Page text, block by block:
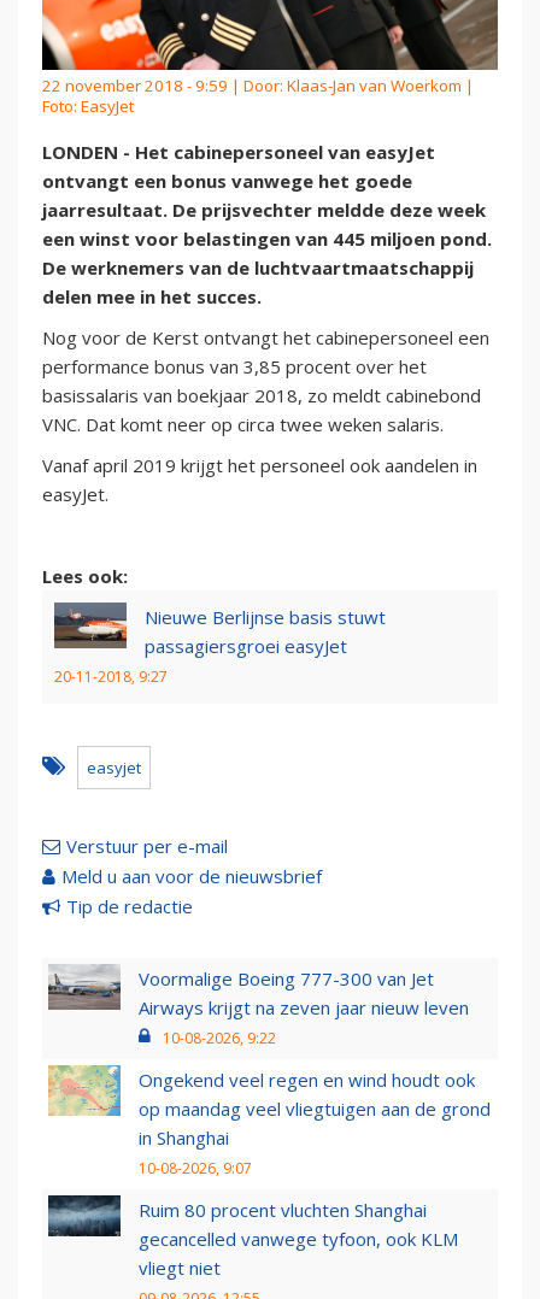
22 november 2018 - 9:59 | Door: Klaas-Jan van Woerkom |
Foto: EasyJet
LONDEN - Het cabinepersoneel van easyJet
ontvangt een bonus vanwege het goede
jaarresultaat. De prijsvechter meldde deze week
een winst voor belastingen van 445 miljoen pond.
De werknemers van de luchtvaartmaatschappij
delen mee in het succes.
Nog voor de Kerst ontvangt het cabinepersoneel een
performance bonus van 3,85 procent over het
basissalaris van boekjaar 2018, zo meldt cabinebond
VNC. Dat komt neer op circa twee weken salaris.
Vanaf april 2019 krijgt het personeel ook aandelen in
easyJet.
Lees ook:
Nieuwe Berlijnse basis stuwt
passagiersgroei easyJet
20-11-2018, 9:27
easyjet
Verstuur per e-mail
Meld u aan voor de nieuwsbrief
Tip de redactie
Voormalige Boeing 777-300 van Jet
Airways krijgt na zeven jaar nieuw leven
10-08-2026, 9:22
Ongekend veel regen en wind houdt ook
op maandag veel vliegtuigen aan de grond
in Shanghai
10-08-2026, 9:07
Ruim 80 procent vluchten Shanghai
gecancelled vanwege tyfoon, ook KLM
vliegt niet